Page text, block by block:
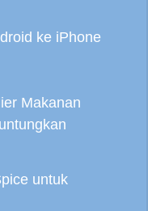
ke iPhone
Makanan
untuk